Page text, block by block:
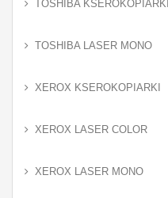
TOSHIBA KSEROKOPIARKI
TOSHIBA LASER MONO
XEROX KSEROKOPIARKI
XEROX LASER COLOR
XEROX LASER MONO